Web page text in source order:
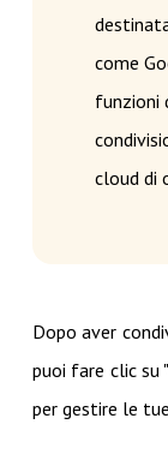
come
funzioni
cloud di
Dopo aver
puoi fare clic su
per gestire le